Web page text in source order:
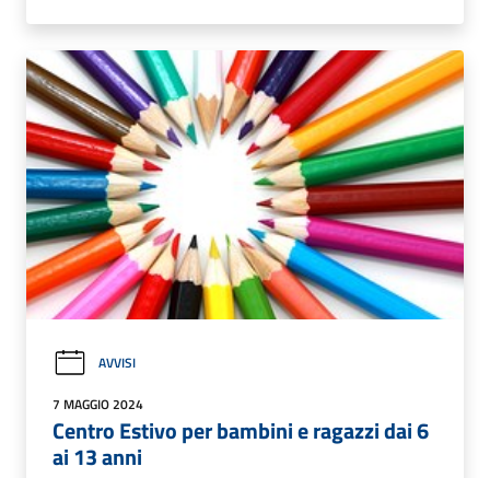
AVVISI
7 MAGGIO 2024
Centro Estivo per bambini e ragazzi dai 6
ai 13 anni